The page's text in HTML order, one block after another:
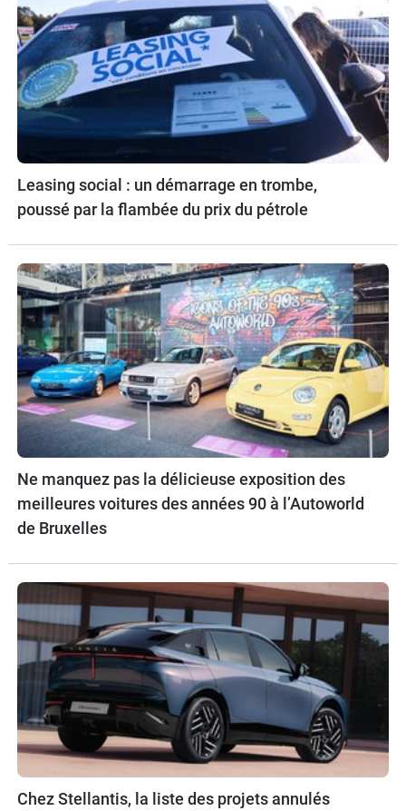
Leasing social : un démarrage en trombe,
poussé par la flambée du prix du pétrole
Ne manquez pas la délicieuse exposition des
meilleures voitures des années 90 à l’Autoworld
de Bruxelles
Chez Stellantis, la liste des projets annulés